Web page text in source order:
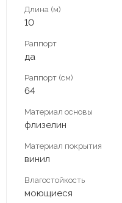
Длина (м)
10
Раппорт
да
Раппорт (см)
64
Материал основы
флизелин
Материал покрытия
винил
Влагостойкость
моющиеся